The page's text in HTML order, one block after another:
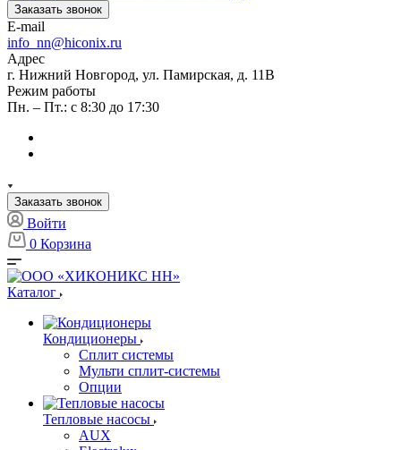
Заказать звонок
E-mail
info_nn@hiconix.ru
Адрес
г. Нижний Новгород, ул. Памирская, д. 11В
Режим работы
Пн. – Пт.: с 8:30 до 17:30
Заказать звонок
Войти
0 Корзина
Каталог
Кондиционеры
Сплит системы
Мульти сплит-системы
Опции
Тепловые насосы
AUX